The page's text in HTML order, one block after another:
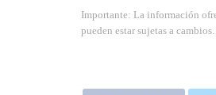
Importante: La información
pueden estar sujetas a cambios.